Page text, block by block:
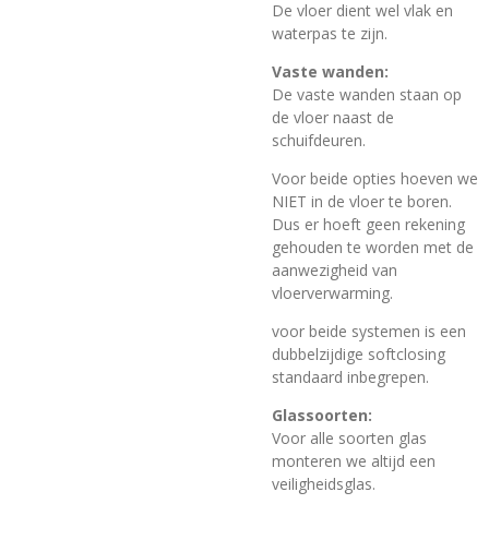
De vloer dient wel vlak en
waterpas te zijn.
Vaste wanden:
De vaste wanden staan op
de vloer naast de
schuifdeuren.
Voor beide opties hoeven we
NIET in de vloer te boren.
Dus er hoeft geen rekening
gehouden te worden met de
aanwezigheid van
vloerverwarming.
voor beide systemen is een
dubbelzijdige softclosing
standaard inbegrepen.
Glassoorten:
Voor alle soorten glas
monteren we altijd een
veiligheidsglas.